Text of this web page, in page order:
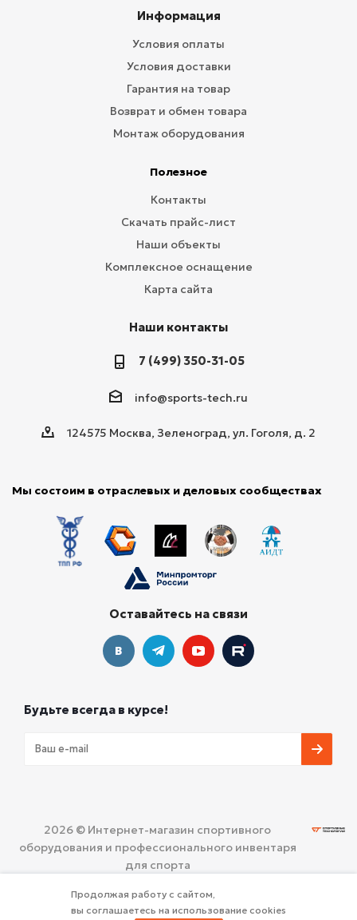
Информация
Условия оплаты
Условия доставки
Гарантия на товар
Возврат и обмен товара
Монтаж оборудования
Полезное
Контакты
Скачать прайс-лист
Наши объекты
Комплексное оснащение
Карта сайта
Наши контакты
7 (499) 350-31-05
info@sports-tech.ru
124575 Москва, Зеленоград, ул. Гоголя, д. 2
Мы состоим в отраслевых и деловых сообществах
Оставайтесь на связи
Будьте всегда в курсе!
2026 © Интернет-магазин спортивного
оборудования и профессионального инвентаря
для спорта
конфиденциальности
Продолжая работу с сайтом,
вы соглашаетесь на использование cookies